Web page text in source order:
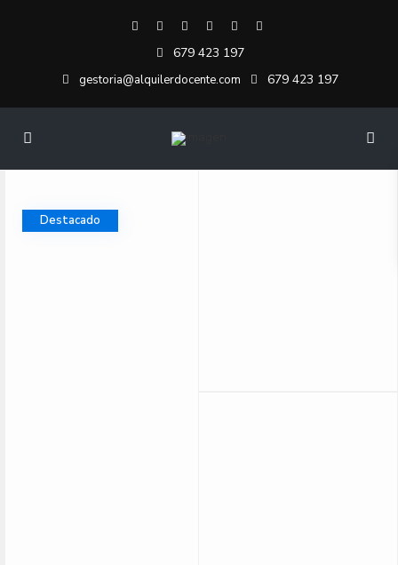
679 423 197
gestoria@alquilerdocente.com 679 423 197
Destacado